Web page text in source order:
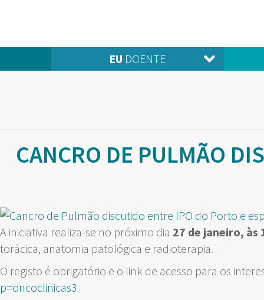
EU DOENTE
CANCRO DE PULMÃO
A iniciativa realiza-se no próximo dia 27 de janeiro, às
torácica, anatomia patológica e radioterapia.
O registo é obrigatório e o link de acesso para os
p=oncoclinicas3